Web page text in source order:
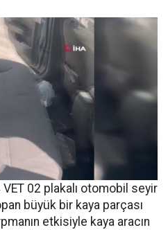
02 plakalı otomobil seyir
büyük bir kaya parçası
etkisiyle kaya aracın